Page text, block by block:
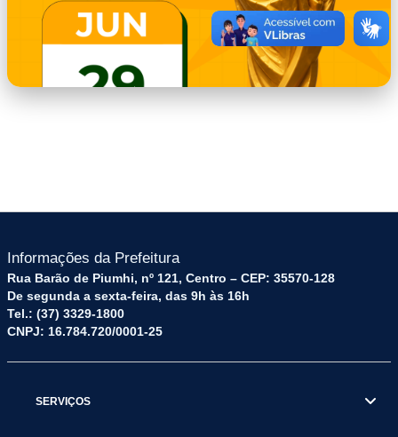
Informações da Prefeitura
Rua Barão de Piumhi, nº 121, Centro – CEP: 35570-128
De segunda a sexta-feira, das 9h às 16h
Tel.: (37) 3329-1800
CNPJ: 16.784.720/0001-25
SERVIÇOS